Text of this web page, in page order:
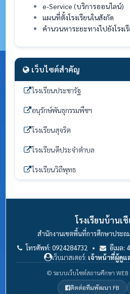
e-Service (บริการออนไลน์)
แผนที่ตั้งโรงเรียนในสังกัด
คำนวนหาระยะทางไปยังโรงเ
เว็บไซต์สำคัญ
โรงเรียนประชารัฐ
อนุรักษ์พันธุกรรมพืชฯ
โรงเรียนสุจริต
โรงเรียนดีประจำตำบล
โรงเรียนวิถีพุทธ
โรงเรียนบ้านเ
สำนักงานเขตพื้นที่การศึกษาประถ
โทรศัพท์: 0924284732 •
อีเมล:
เว็บมาสเตอร์: เจ้าหน้าที่ผู้ดูแ
© ระบบเว็บไซต์สถานศึกษา WEB
ติดต่อทีมพัฒนา FB